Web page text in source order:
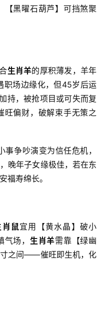
【黑曜石葫芦】可挡煞聚
生肖羊的厚积薄发，羊年
职场边缘化，但45岁后运
持，被抢项目或可失而复
旺偏财，破解束手无策之
事争吵演变为信任危机，
晚年子女缘极佳，若在东
福寿绵长。
肖鼠宜用【黄水晶】破小
场， 生肖羊需靠【绿幽
寸之间——催旺即生机，化